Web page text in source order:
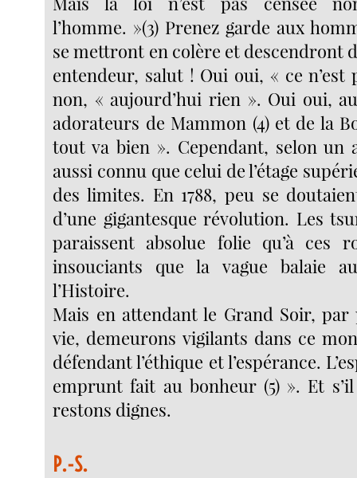
l’homme. »(3) Prenez garde aux
se mettront en colère et descendront
entendeur, salut ! Oui oui, « ce n’est
non, « aujourd’hui rien ». Oui oui,
adorateurs de Mammon (4) et de la
tout va bien ». Cependant, selon un
aussi connu que celui de l’étage
des limites. En 1788, peu se
d’une gigantesque révolution. Les
paraissent absolue folie qu’à ces
insouciants que la vague balaie
l’Histoire.
Mais en attendant le Grand Soir, par
vie, demeurons vigilants dans ce
défendant l’éthique et l’espérance.
emprunt fait au bonheur (5) ». Et
restons dignes.
P.-S.